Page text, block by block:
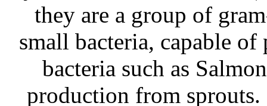
they are a group of
small bacteria, capable
bacteria such as
production from